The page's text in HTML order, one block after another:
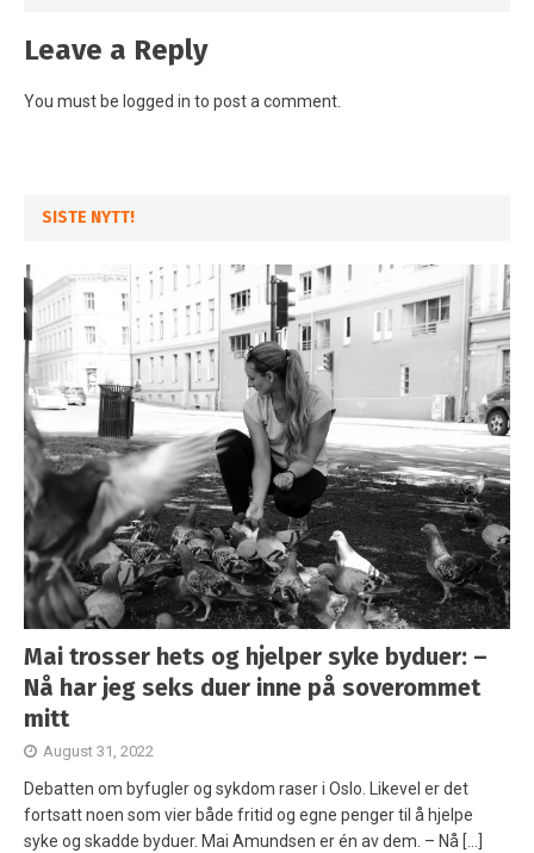
Leave a Reply
You must be logged in to post a comment.
SISTE NYTT!
Mai trosser hets og hjelper syke byduer: –
Nå har jeg seks duer inne på soverommet
mitt
August 31, 2022
Debatten om byfugler og sykdom raser i Oslo. Likevel er det
fortsatt noen som vier både fritid og egne penger til å hjelpe
syke og skadde byduer. Mai Amundsen er én av dem. – Nå […]